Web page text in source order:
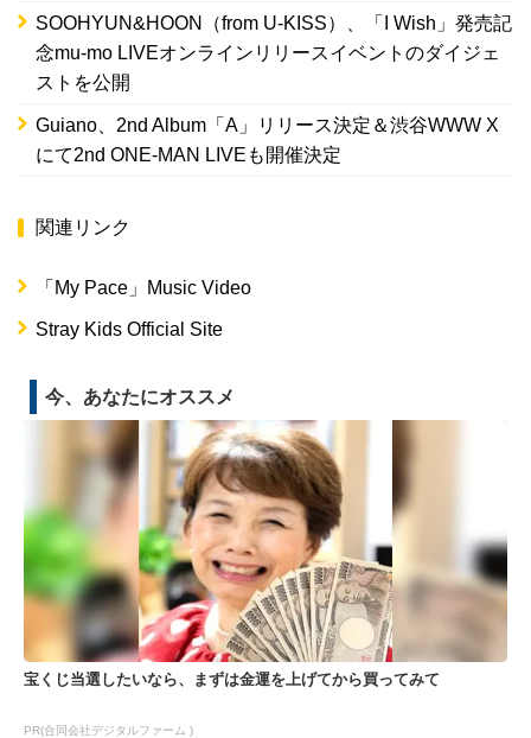
SOOHYUN&HOON（from U-KISS）、「I Wish」発売記
念mu-mo LIVEオンラインリリースイベントのダイジェ
ストを公開
Guiano、2nd Album「A」リリース決定＆渋谷WWW X
にて2nd ONE-MAN LIVEも開催決定
関連リンク
「My Pace」Music Video
Stray Kids Official Site
今、あなたにオススメ
宝くじ当選したいなら、まずは金運を上げてから買ってみて
PR(合同会社デジタルファーム )